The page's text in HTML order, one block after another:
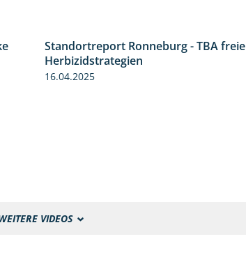
Standortreport Ronneburg - TBA freie
Herbizidstrategien
16.04.2025
VIDEOS